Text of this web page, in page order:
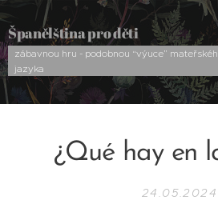
Španělština pro děti
zábavnou hru - podobnou “výuce”
jazyka
¿Qué hay en
24.05.2024